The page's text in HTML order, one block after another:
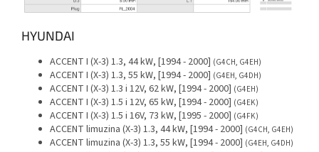
HYUNDAI
ACCENT I (X-3) 1.3, 44 kW, [1994 - 2000] (G4CH, G4EH)
ACCENT I (X-3) 1.3, 55 kW, [1994 - 2000] (G4EH, G4DH)
ACCENT I (X-3) 1.3 i 12V, 62 kW, [1994 - 2000] (G4EH)
ACCENT I (X-3) 1.5 i 12V, 65 kW, [1994 - 2000] (G4EK)
ACCENT I (X-3) 1.5 i 16V, 73 kW, [1995 - 2000] (G4FK)
ACCENT limuzina (X-3) 1.3, 44 kW, [1994 - 2000] (G4CH, G4EH)
ACCENT limuzina (X-3) 1.3, 55 kW, [1994 - 2000] (G4EH, G4DH)